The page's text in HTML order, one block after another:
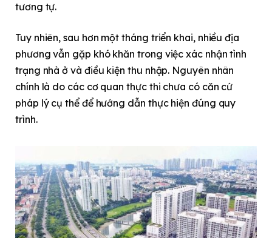
tương tự.
Tuy nhiên, sau hơn một tháng triển khai, nhiều địa
phương vẫn gặp khó khăn trong việc xác nhận tình
trạng nhà ở và điều kiện thu nhập. Nguyên nhân
chính là do các cơ quan thực thi chưa có căn cứ
pháp lý cụ thể để hướng dẫn thực hiện đúng quy
trình.